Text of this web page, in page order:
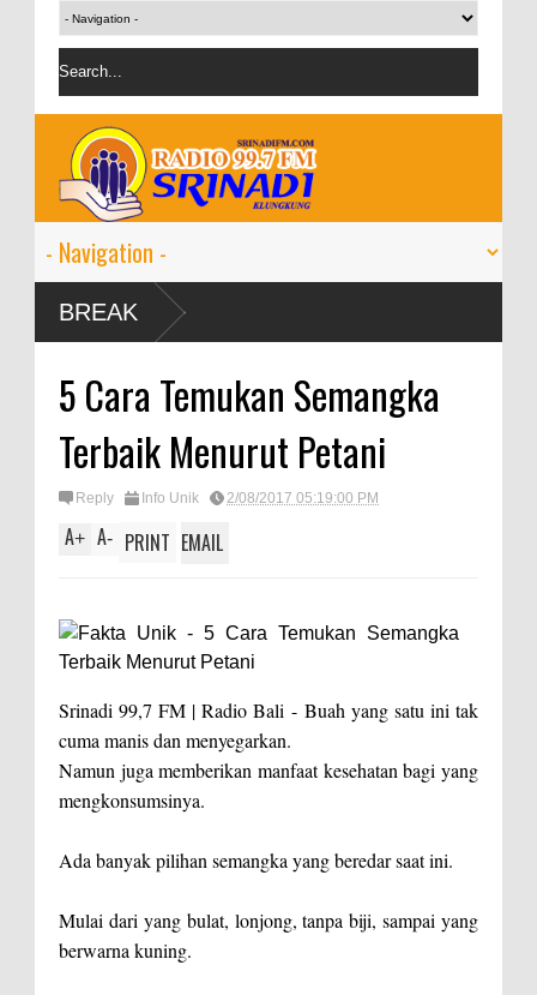
BREAK
5 Cara Temukan Semangka
Terbaik Menurut Petani
Reply Info Unik 2/08/2017 05:19:00 PM
A+ A- PRINT EMAIL
Srinadi 99,7 FM | Radio Bali - Buah yang satu ini tak
cuma manis dan menyegarkan.
Namun juga memberikan manfaat kesehatan bagi yang
mengkonsumsinya.
Ada banyak pilihan semangka yang beredar saat ini.
Mulai dari yang bulat, lonjong, tanpa biji, sampai yang
berwarna kuning.